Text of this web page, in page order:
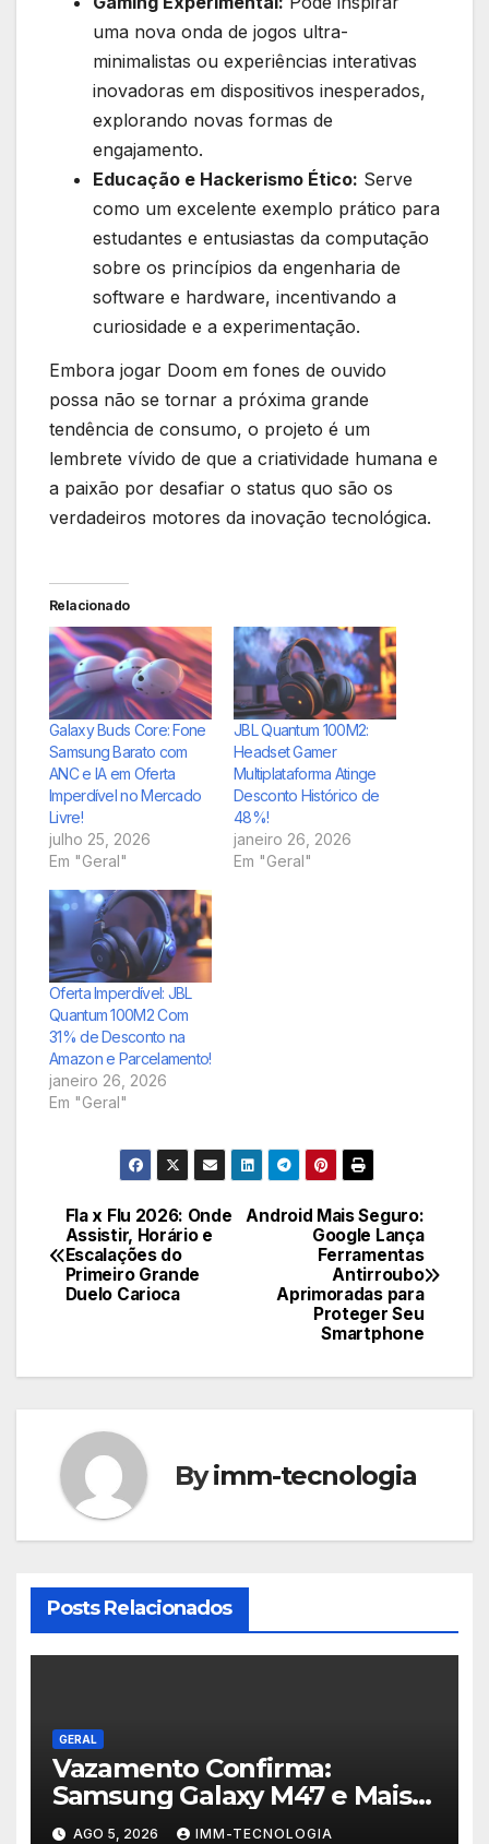
uma nova onda de jogos ultra-
minimalistas ou experiências interativas
inovadoras em dispositivos inesperados,
explorando novas formas de
engajamento.
Educação e Hackerismo Ético: Serve
como um excelente exemplo prático para
estudantes e entusiastas da computação
sobre os princípios da engenharia de
software e hardware, incentivando a
curiosidade e a experimentação.
Embora jogar Doom em fones de ouvido
possa não se tornar a próxima grande
tendência de consumo, o projeto é um
lembrete vívido de que a criatividade humana e
a paixão por desafiar o status quo são os
verdadeiros motores da inovação tecnológica.
Relacionado
Galaxy Buds Core: Fone
Samsung Barato com
ANC e IA em Oferta
Imperdível no Mercado
Livre!
julho 25, 2026
Em "Geral"
JBL Quantum 100M2:
Headset Gamer
Multiplataforma Atinge
Desconto Histórico de
48%!
janeiro 26, 2026
Em "Geral"
Oferta Imperdível: JBL
Quantum 100M2 Com
31% de Desconto na
Amazon e Parcelamento!
janeiro 26, 2026
Em "Geral"
Navegação
de
Android Mais Seguro:
Google Lança
Ferramentas
Antirroubo
Aprimoradas para
Proteger Seu
Smartphone
Fla x Flu 2026: Onde
Assistir, Horário e
Escalações do
Primeiro Grande
Duelo Carioca
Byimm-tecnologia
Posts Relacionados
GERAL
Vazamento Confirma:
Samsung Galaxy M47 e Mais
Dois Dispositivos a Caminho!
AGO 5, 2026 IMM-TECNOLOGIA